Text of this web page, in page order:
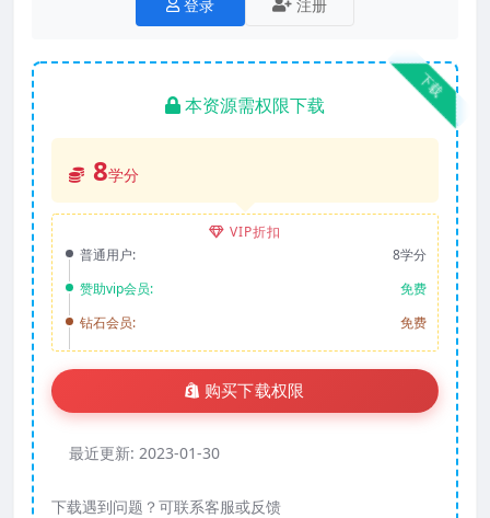
登录 注册
下载
本资源需权限下载
8学分
VIP折扣
普通用户:
8学分
赞助vip会员:
免费
钻石会员:
免费
购买下载权限
最近更新: 2023-01-30
下载遇到问题？可联系客服或反馈